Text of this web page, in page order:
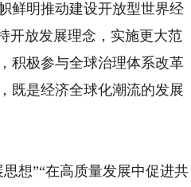
鲜明推动建设开放型世界经
开放发展理念，实施更大范
积极参与全球治理体系改革
既是经济全球化潮流的发展
想”“在高质量发展中促进共